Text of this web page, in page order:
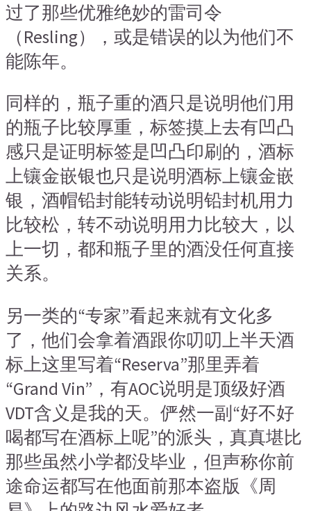
过了那些优雅绝妙的雷司令
（Resling），或是错误的以为他们不
能陈年。
同样的，瓶子重的酒只是说明他们用
的瓶子比较厚重，标签摸上去有凹凸
感只是证明标签是凹凸印刷的，酒标
上镶金嵌银也只是说明酒标上镶金嵌
银，酒帽铅封能转动说明铅封机用力
比较松，转不动说明用力比较大，以
上一切，都和瓶子里的酒没任何直接
关系。
另一类的“专家”看起来就有文化多
了，他们会拿着酒跟你叨叨上半天酒
标上这里写着“Reserva”那里弄着
“Grand Vin”，有AOC说明是顶级好酒
VDT含义是我的天。俨然一副“好不好
喝都写在酒标上呢”的派头，真真堪比
那些虽然小学都没毕业，但声称你前
途命运都写在他面前那本盗版《周